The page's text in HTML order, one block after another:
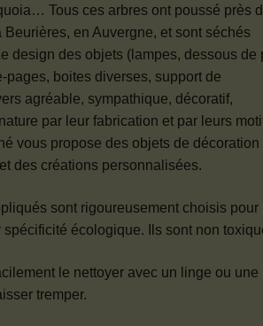
Tous ces arbres ont poussé près
en Auvergne, et sont séchés
design des objets (lampes, dessous de
pages, boites diverses, support de
agréable, sympathique, décoratif,
par leur fabrication et par leurs
vous propose des objets de décoration
des créations personnalisées.
sont rigoureusement choisis pour
écologique. Ils sont non
le nettoyer avec un linge ou une
tremper.